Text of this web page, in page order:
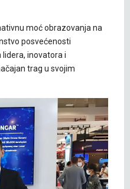
moć obrazovanja na
posvećenosti
inovatora i
trag u svojim